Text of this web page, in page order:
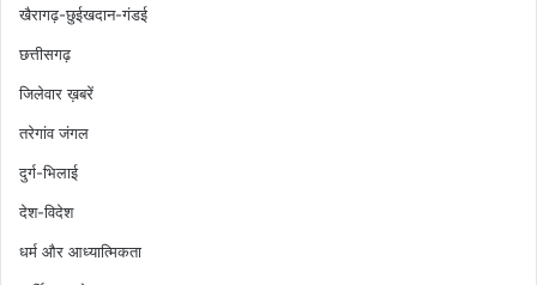
खैरागढ़-छुईखदान-गंडई
छत्तीसगढ़
जिलेवार ख़बरें
तरेगांव जंगल
दुर्ग-भिलाई
देश-विदेश
धर्म और आध्यात्मिकता